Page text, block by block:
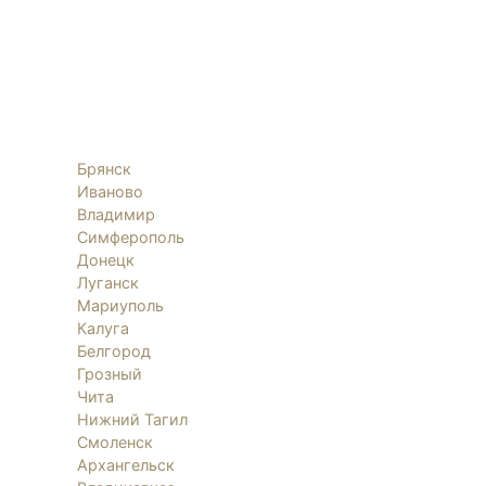
Брянск
Иваново
Владимир
Симферополь
Донецк
Луганск
Мариуполь
Калуга
Белгород
Грозный
Чита
Нижний Тагил
Смоленск
Архангельск